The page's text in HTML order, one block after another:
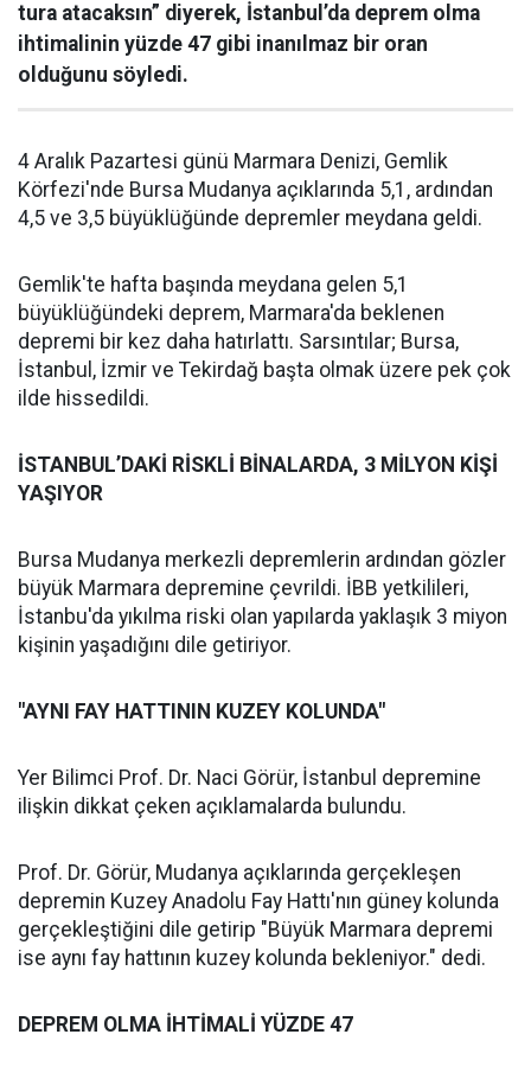
tura atacaksın” diyerek, İstanbul’da deprem olma
ihtimalinin yüzde 47 gibi inanılmaz bir oran
olduğunu söyledi.
4 Aralık Pazartesi günü Marmara Denizi, Gemlik
Körfezi'nde Bursa Mudanya açıklarında 5,1, ardından
4,5 ve 3,5 büyüklüğünde depremler meydana geldi.
Gemlik'te hafta başında meydana gelen 5,1
büyüklüğündeki deprem, Marmara'da beklenen
depremi bir kez daha hatırlattı. Sarsıntılar; Bursa,
İstanbul, İzmir ve Tekirdağ başta olmak üzere pek çok
ilde hissedildi.
İSTANBUL’DAKİ RİSKLİ BİNALARDA, 3 MİLYON KİŞİ
YAŞIYOR
Bursa Mudanya merkezli depremlerin ardından gözler
büyük Marmara depremine çevrildi. İBB yetkilileri,
İstanbu'da yıkılma riski olan yapılarda yaklaşık 3 miyon
kişinin yaşadığını dile getiriyor.
"AYNI FAY HATTININ KUZEY KOLUNDA"
Yer Bilimci Prof. Dr. Naci Görür, İstanbul depremine
ilişkin dikkat çeken açıklamalarda bulundu.
Prof. Dr. Görür, Mudanya açıklarında gerçekleşen
depremin Kuzey Anadolu Fay Hattı'nın güney kolunda
gerçekleştiğini dile getirip "Büyük Marmara depremi
ise aynı fay hattının kuzey kolunda bekleniyor." dedi.
DEPREM OLMA İHTİMALİ YÜZDE 47